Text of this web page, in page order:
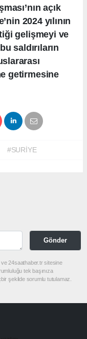
açık
2024 yılının
gelişmeyi ve
saldırıların
getirmesine
#SURİYE
Gönder
ve 24saathaber.tr sitesine
tek başınıza
şekilde sorumlu tutulamaz.